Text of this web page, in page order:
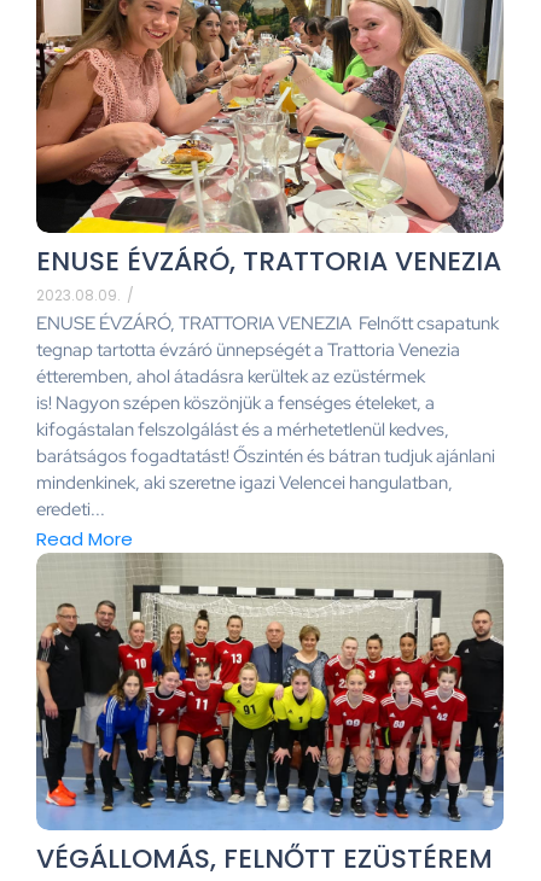
ENUSE ÉVZÁRÓ, TRATTORIA VENEZIA
2023.08.09. /
ENUSE ÉVZÁRÓ, TRATTORIA VENEZIA Felnőtt csapatunk
tegnap tartotta évzáró ünnepségét a Trattoria Venezia
étteremben, ahol átadásra kerültek az ezüstérmek
is! Nagyon szépen köszönjük a fenséges ételeket, a
kifogástalan felszolgálást és a mérhetetlenül kedves,
barátságos fogadtatást! Őszintén és bátran tudjuk ajánlani
mindenkinek, aki szeretne igazi Velencei hangulatban,
eredeti...
Read More
VÉGÁLLOMÁS, FELNŐTT EZÜSTÉREM